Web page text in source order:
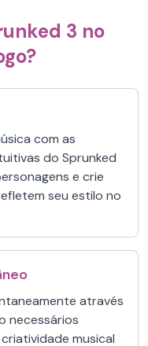
3 no
com as
do Sprunked
e crie
seu estilo no
através
necessários
musical